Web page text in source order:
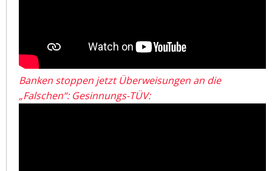
Banken stoppen jetzt Überweisungen an die
„Falschen“: Gesinnungs-TÜV: